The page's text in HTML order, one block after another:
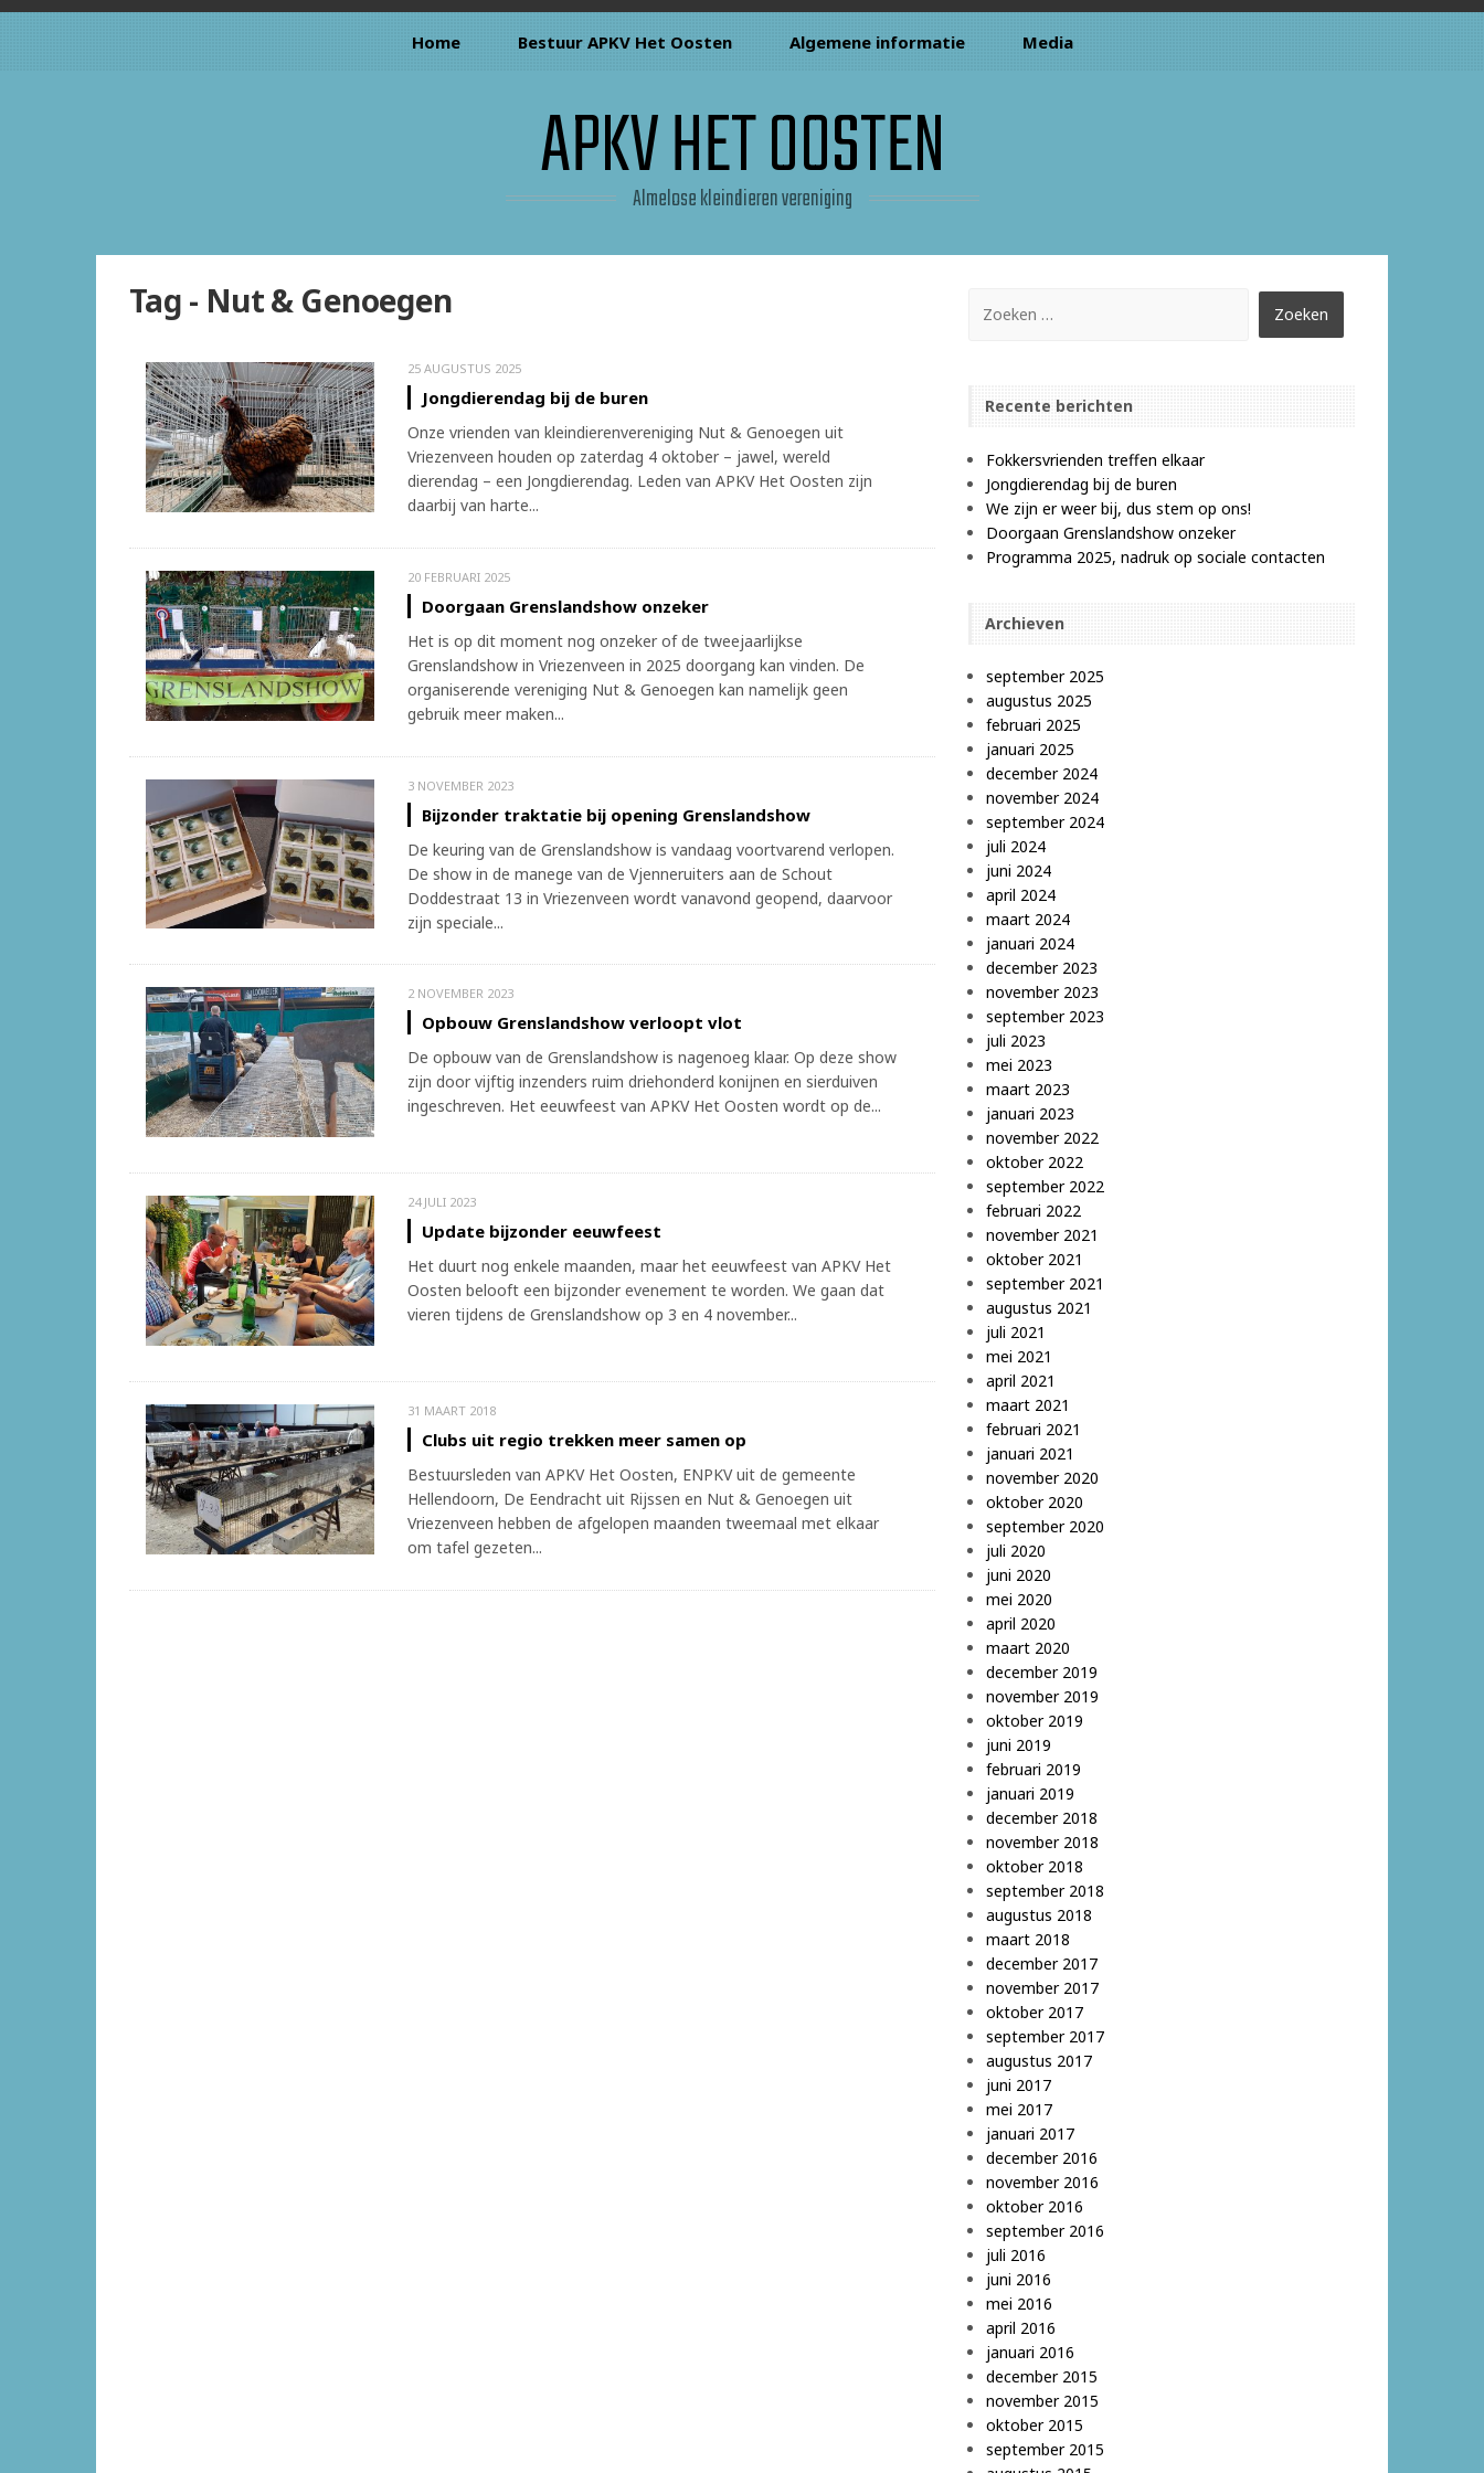
Home Bestuur APKV Het Oosten Algemene informatie Media
APKV HET OOSTEN
Almelose kleindieren vereniging
Tag - Nut & Genoegen
25 AUGUSTUS 2025
Jongdierendag bij de buren
Onze vrienden van kleindierenvereniging Nut & Genoegen uit
Vriezenveen houden op zaterdag 4 oktober – jawel, wereld
dierendag – een Jongdierendag. Leden van APKV Het Oosten zijn
daarbij van harte...
20 FEBRUARI 2025
Doorgaan Grenslandshow onzeker
Het is op dit moment nog onzeker of de tweejaarlijkse
Grenslandshow in Vriezenveen in 2025 doorgang kan vinden. De
organiserende vereniging Nut & Genoegen kan namelijk geen
gebruik meer maken...
3 NOVEMBER 2023
Bijzonder traktatie bij opening Grenslandshow
De keuring van de Grenslandshow is vandaag voortvarend verlopen.
De show in de manege van de Vjenneruiters aan de Schout
Doddestraat 13 in Vriezenveen wordt vanavond geopend, daarvoor
zijn speciale...
2 NOVEMBER 2023
Opbouw Grenslandshow verloopt vlot
De opbouw van de Grenslandshow is nagenoeg klaar. Op deze show
zijn door vijftig inzenders ruim driehonderd konijnen en sierduiven
ingeschreven. Het eeuwfeest van APKV Het Oosten wordt op de...
24 JULI 2023
Update bijzonder eeuwfeest
Het duurt nog enkele maanden, maar het eeuwfeest van APKV Het
Oosten belooft een bijzonder evenement te worden. We gaan dat
vieren tijdens de Grenslandshow op 3 en 4 november...
31 MAART 2018
Clubs uit regio trekken meer samen op
Bestuursleden van APKV Het Oosten, ENPKV uit de gemeente
Hellendoorn, De Eendracht uit Rijssen en Nut & Genoegen uit
Vriezenveen hebben de afgelopen maanden tweemaal met elkaar
om tafel gezeten...
Recente berichten
Fokkersvrienden treffen elkaar
Jongdierendag bij de buren
We zijn er weer bij, dus stem op ons!
Doorgaan Grenslandshow onzeker
Programma 2025, nadruk op sociale contacten
Archieven
september 2025
augustus 2025
februari 2025
januari 2025
december 2024
november 2024
september 2024
juli 2024
juni 2024
april 2024
maart 2024
januari 2024
december 2023
november 2023
september 2023
juli 2023
mei 2023
maart 2023
januari 2023
november 2022
oktober 2022
september 2022
februari 2022
november 2021
oktober 2021
september 2021
augustus 2021
juli 2021
mei 2021
april 2021
maart 2021
februari 2021
januari 2021
november 2020
oktober 2020
september 2020
juli 2020
juni 2020
mei 2020
april 2020
maart 2020
december 2019
november 2019
oktober 2019
juni 2019
februari 2019
januari 2019
december 2018
november 2018
oktober 2018
september 2018
augustus 2018
maart 2018
december 2017
november 2017
oktober 2017
september 2017
augustus 2017
juni 2017
mei 2017
januari 2017
december 2016
november 2016
oktober 2016
september 2016
juli 2016
juni 2016
mei 2016
april 2016
januari 2016
december 2015
november 2015
oktober 2015
september 2015